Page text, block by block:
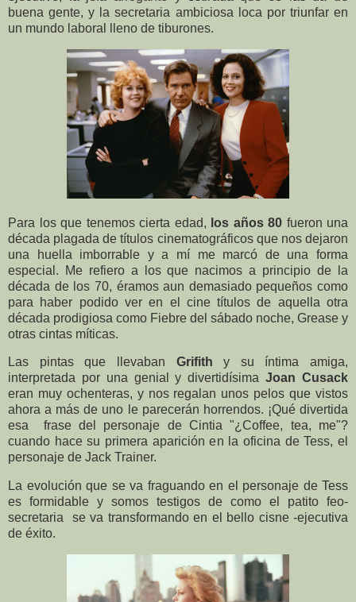
buena gente, y la secretaria ambiciosa loca por triunfar en
un mundo laboral lleno de tiburones.
Para los que tenemos cierta edad, los años 80 fueron una
década plagada de títulos cinematográficos que nos dejaron
una huella imborrable y a mí me marcó de una forma
especial. Me refiero a los que nacimos a principio de la
década de los 70, éramos aun demasiado pequeños como
para haber podido ver en el cine títulos de aquella otra
década prodigiosa como Fiebre del sábado noche, Grease y
otras cintas míticas.
Las pintas que llevaban Grifith y su íntima amiga,
interpretada por una genial y divertidísimaJoan Cusack
eran muy ochenteras, y nos regalan unos pelos que vistos
ahora a más de uno le parecerán horrendos. ¡Qué divertida
esa frase del personaje de Cintia "¿Coffee, tea, me"?
cuando hace su primera aparición en la oficina de Tess, el
personaje de Jack Trainer.
La evolución que se va fraguando en el personaje de Tess
es formidable y somos testigos de como el patito feo-
secretaria se va transformando en el bello cisne -ejecutiva
de éxito.